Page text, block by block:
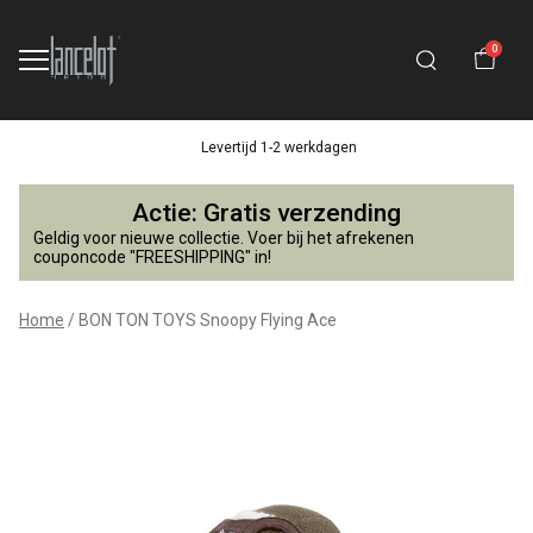
0
Levertijd 1-2 werkdagen
BON
TON
TOYS
Snoopy
Actie: Gratis verzending
Geldig voor nieuwe collectie. Voer bij het afrekenen
couponcode "FREESHIPPING" in!
Home BON TON TOYS Snoopy Flying Ace